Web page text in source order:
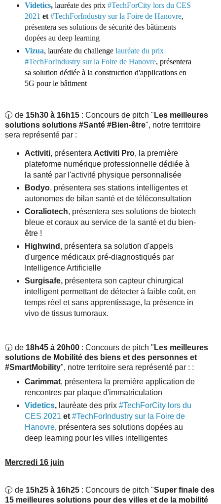
Videtics, lauréate des prix #TechForCity lors du CES
2021 et #TechForIndustry sur la Foire de Hanovre,
présentera ses solutions de sécurité des bâtiments
dopées au deep learning
Vizua, lauréate du challenge lauréate du prix
#TechForIndustry sur la Foire de Hanovre, présentera
sa solution dédiée à la construction d'applications en
5G pour le bâtiment
🕞 de 15h30 à 16h15 : Concours de pitch " Les meilleures
solutions solutions #Santé #Bien-être", notre territoire
sera représenté par :
Activiti, présentera Activiti Pro, la première
plateforme numérique professionnelle dédiée à
la santé par l'activité physique personnalisée
Bodyo, présentera ses stations intelligentes et
autonomes de bilan santé et de téléconsultation
Coraliotech, présentera ses solutions de biotech
bleue et coraux au service de la santé et du bien-
être !
Highwind , présentera sa solution d'appels
d'urgence médicaux pré-diagnostiqués par
Intelligence Artificielle
Surgisafe, présentera son capteur chirurgical
intelligent permettant de détecter à faible coût, en
temps réel et sans apprentissage, la présence in
vivo de tissus tumoraux.
🕡 de 18h45 à 20h00 : Concours de pitch " Les meilleures
solutions de Mobilité des biens et des personnes et
#SmartMobility", notre territoire sera représenté par : :
Carimmat, présentera la première application de
rencontres par plaque d'immatriculation
Videtics, lauréate des prix #TechForCity lors du
CES 2021 et #TechForIndustry sur la Foire de
Hanovre, présentera ses solutions dopées au
deep learning pour les villes intelligentes
Mercredi 16 juin
🕞 de 15h25 à 16h25 : Concours de pitch "Super finale des
15 meilleures solutions pour des villes et de la mobilité